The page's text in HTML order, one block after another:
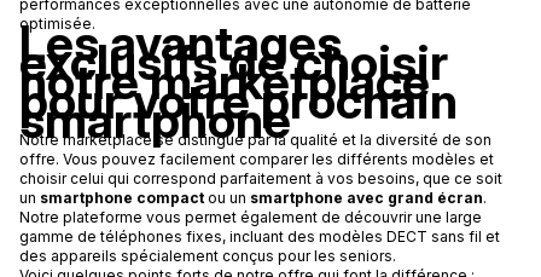
performances exceptionnelles avec une autonomie de batterie
optimisée.
Les avantages
exclusifs de choisir
notre marketplace
pour votre prochain
smartphone
Notre marketplace se distingue par la qualité et la diversité de son
offre. Vous pouvez facilement comparer les différents modèles et
choisir celui qui correspond parfaitement à vos besoins, que ce soit
un smartphone compactou un smartphone avec grand écran.
Notre plateforme vous permet également de découvrir une large
gamme de téléphones fixes, incluant des modèles DECT sans fil et
des appareils spécialement conçus pour les seniors.